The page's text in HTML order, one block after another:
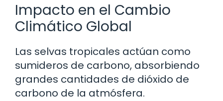
Impacto en el Cambio
Climático Global
Las selvas tropicales actúan como
sumideros de carbono, absorbiendo
grandes cantidades de dióxido de
carbono de la atmósfera.